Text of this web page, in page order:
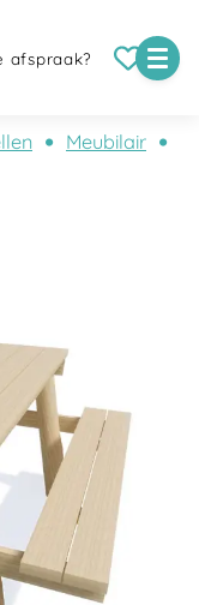
afspraak?
Meubilair